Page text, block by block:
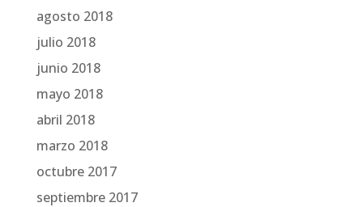
agosto 2018
julio 2018
junio 2018
mayo 2018
abril 2018
marzo 2018
octubre 2017
septiembre 2017